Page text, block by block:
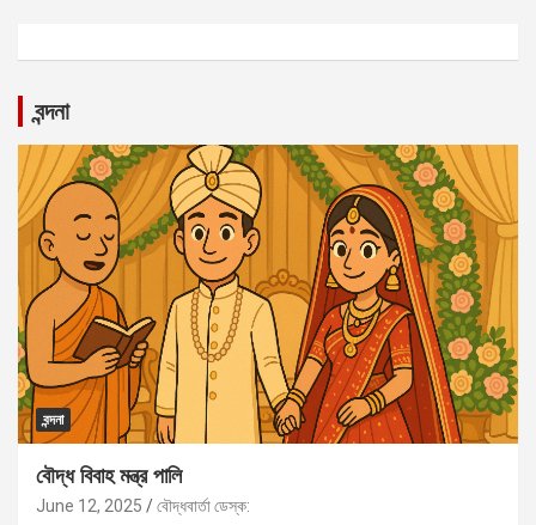
বন্দনা
বন্দনা
বৌদ্ধ বিবাহ মন্ত্র পালি
June 12, 2025 বৌদ্ধবার্তা ডেস্ক: